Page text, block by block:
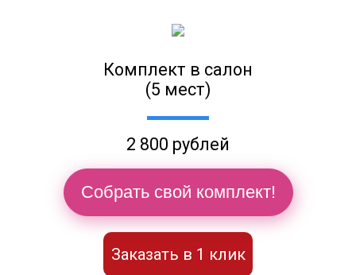
Комплект в салон
(5 мест)
2 800 рублей
Собрать свой комплект!
Заказать в 1 клик